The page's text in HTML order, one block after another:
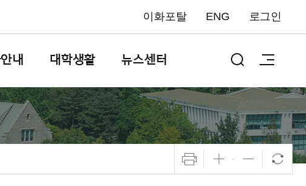
이화포탈 ENG 로그인
내 대학생활 뉴스센터